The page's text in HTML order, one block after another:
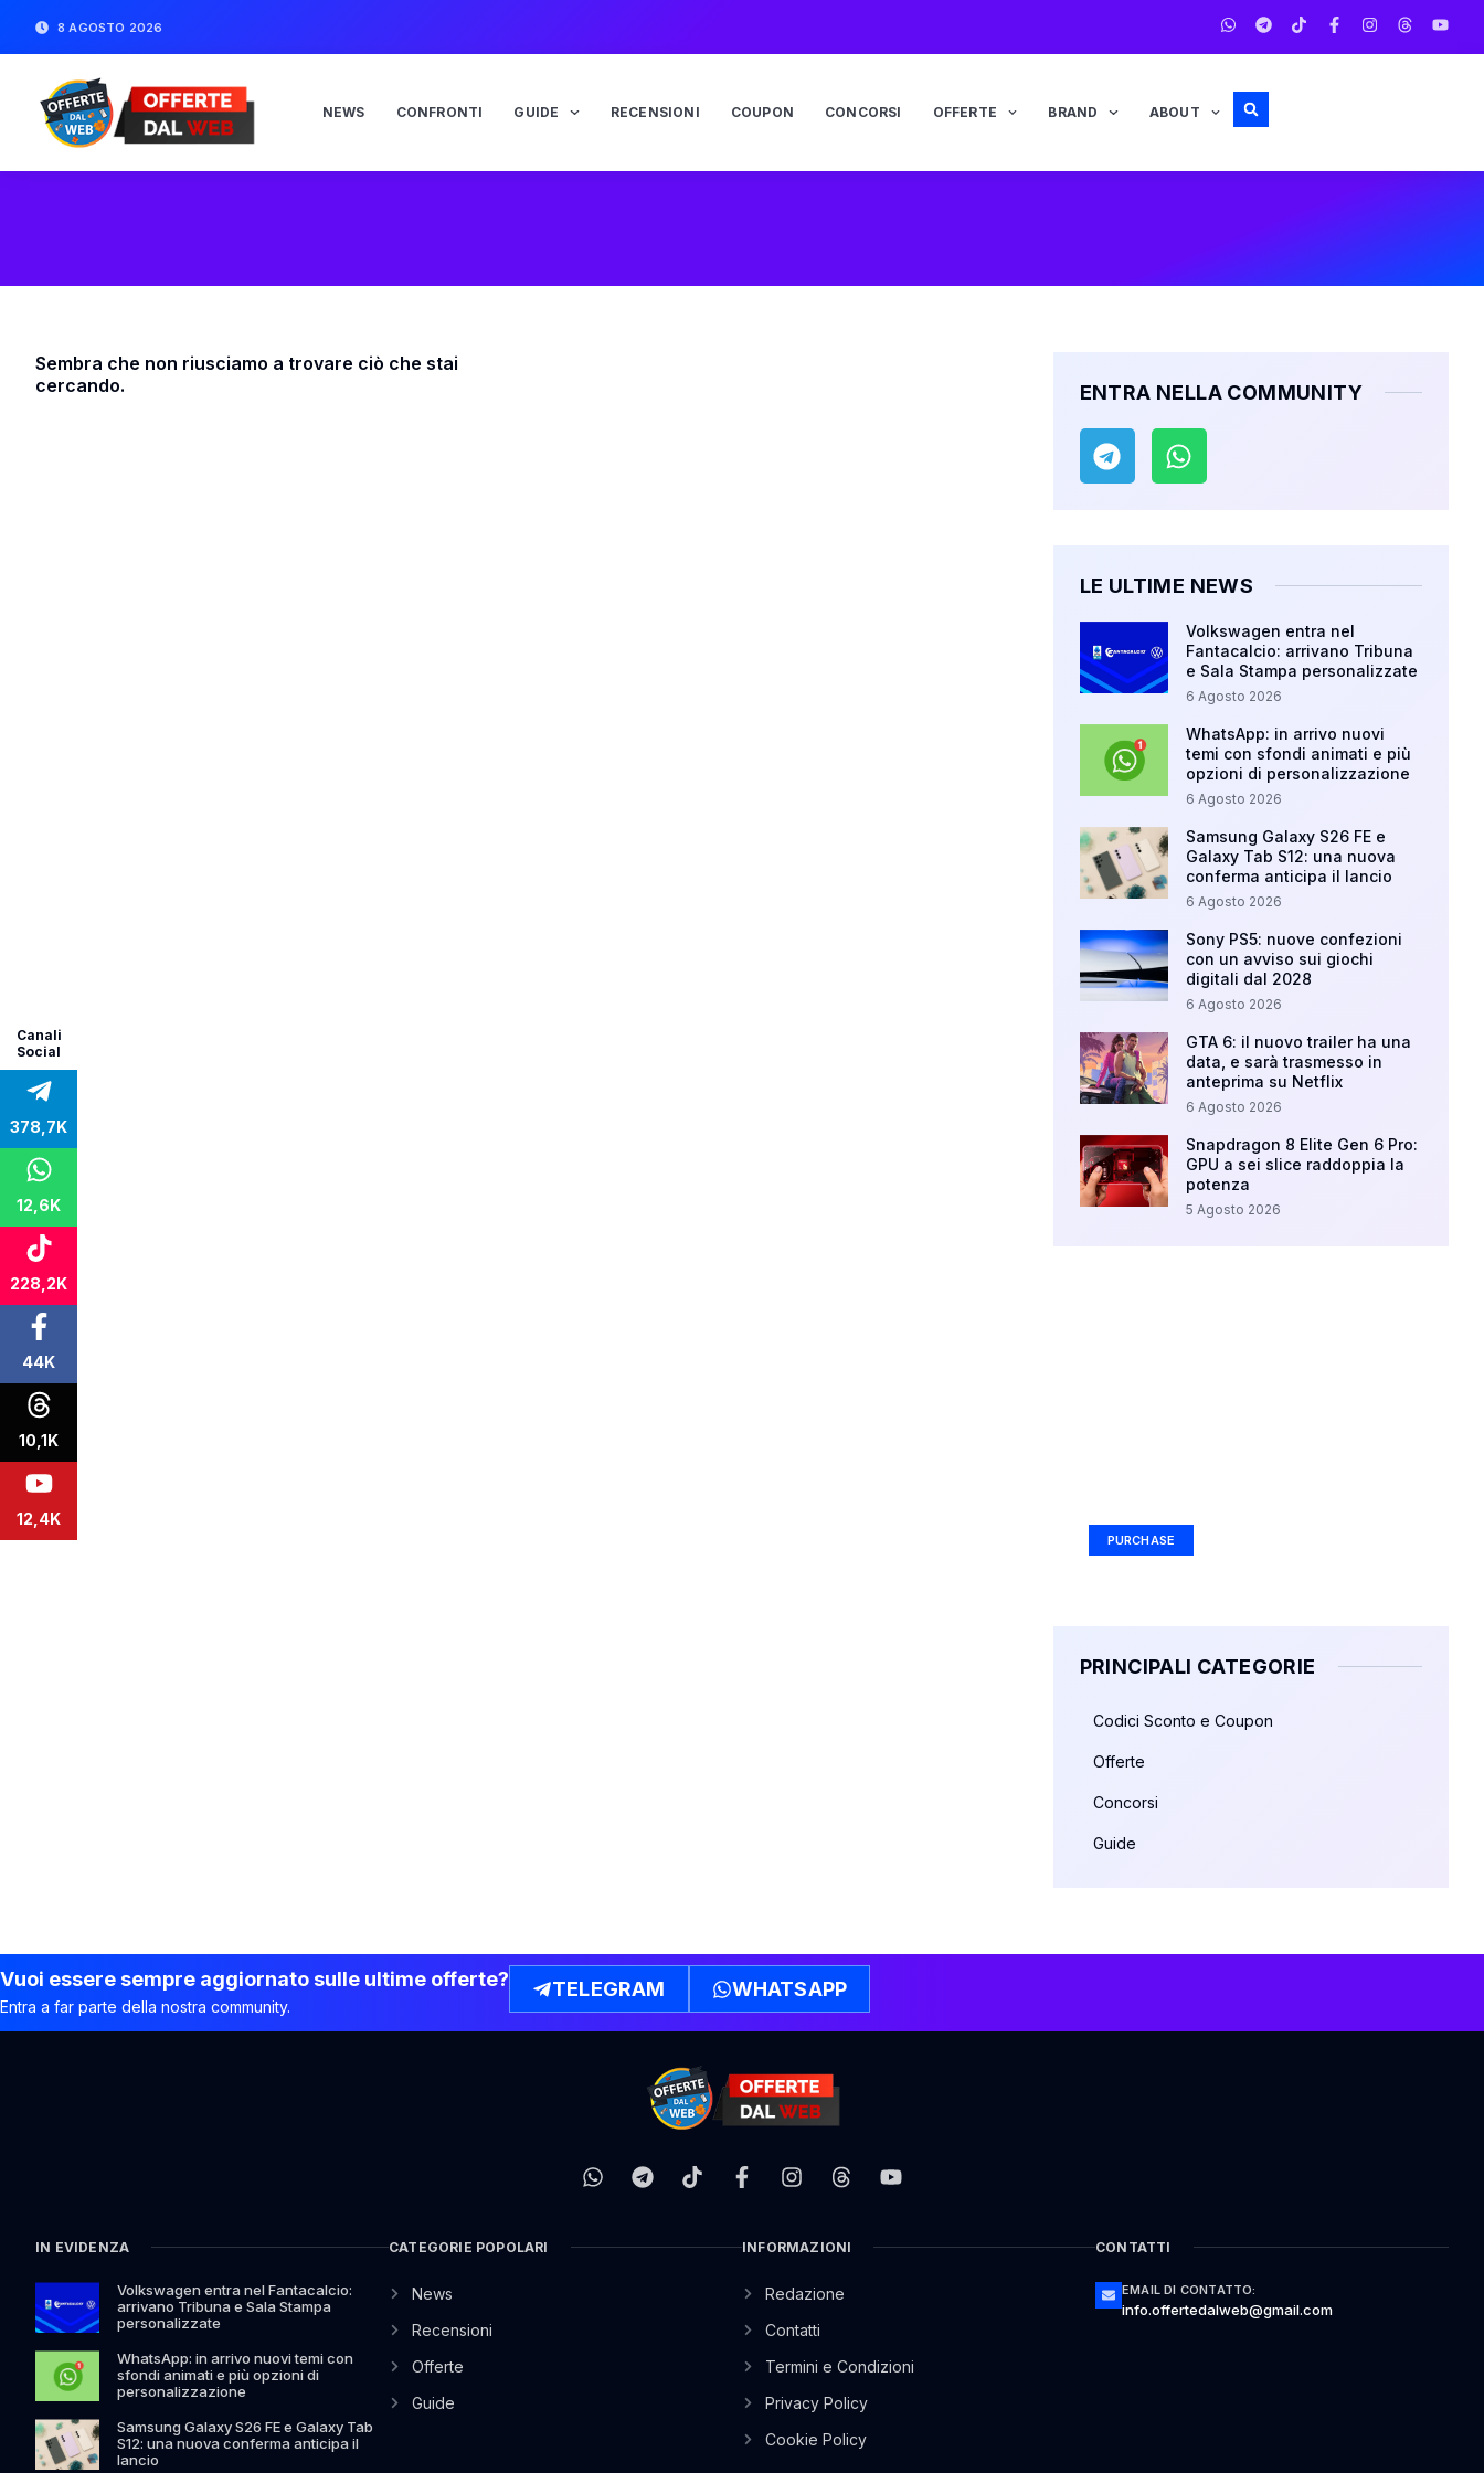
8 AGOSTO 2026
NEWS CONFRONTI GUIDE RECENSIONI COUPON CONCORSI OFFERTE BRAND ABOUT
Canali
Social
378,7K
12,6K
228,2K
44K
10,1K
12,4K
Sembra che non riusciamo a trovare ciò che stai
cercando.
ENTRA NELLA COMMUNITY
LE ULTIME NEWS
Volkswagen entra nel
Fantacalcio: arrivano Tribuna
e Sala Stampa personalizzate
6 Agosto 2026
WhatsApp: in arrivo nuovi
temi con sfondi animati e più
opzioni di personalizzazione
6 Agosto 2026
Samsung Galaxy S26 FE e
Galaxy Tab S12: una nuova
conferma anticipa il lancio
6 Agosto 2026
Sony PS5: nuove confezioni
con un avviso sui giochi
digitali dal 2028
6 Agosto 2026
GTA 6: il nuovo trailer ha una
data, e sarà trasmesso in
anteprima su Netflix
6 Agosto 2026
Snapdragon 8 Elite Gen 6 Pro:
GPU a sei slice raddoppia la
potenza
5 Agosto 2026
PURCHASE
PRINCIPALI CATEGORIE
Codici Sconto e Coupon
Offerte
Concorsi
Guide
Vuoi essere sempre aggiornato sulle ultime offerte?
Entra a far parte della nostra community.
TELEGRAM WHATSAPP
IN EVIDENZA
Volkswagen entra nel Fantacalcio:
arrivano Tribuna e Sala Stampa
personalizzate
WhatsApp: in arrivo nuovi temi con
sfondi animati e più opzioni di
personalizzazione
Samsung Galaxy S26 FE e Galaxy Tab
S12: una nuova conferma anticipa il
lancio
CATEGORIE POPOLARI
News
Recensioni
Offerte
Guide
INFORMAZIONI
Redazione
Contatti
Termini e Condizioni
Privacy Policy
Cookie Policy
CONTATTI
EMAIL DI CONTATTO:
info.offertedalweb@gmail.com